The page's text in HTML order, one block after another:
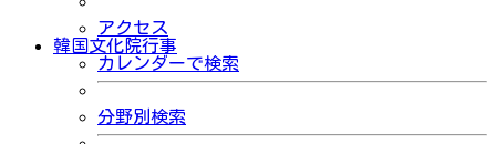
アクセス
韓国文化院行事
カレンダーで検索
分野別検索